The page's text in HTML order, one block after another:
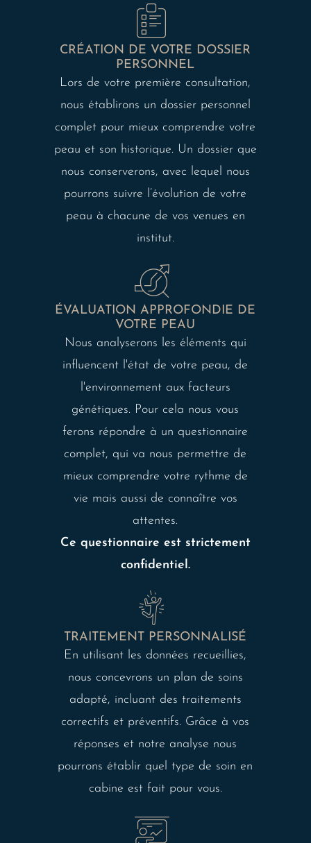
CRÉATION DE VOTRE DOSSIER
PERSONNEL
Lors de votre première consultation,
nous établirons un dossier personnel
complet pour mieux comprendre votre
peau et son historique. Un dossier que
nous conserverons, avec lequel nous
pourrons suivre l’évolution de votre
peau à chacune de vos venues en
institut.
ÉVALUATION APPROFONDIE DE
VOTRE PEAU
Nous analyserons les éléments qui
influencent l'état de votre peau, de
l'environnement aux facteurs
génétiques. Pour cela nous vous
ferons répondre à un questionnaire
complet, qui va nous permettre de
mieux comprendre votre rythme de
vie mais aussi de connaître vos
attentes.
Ce questionnaire est strictement
confidentiel.
TRAITEMENT PERSONNALISÉ
En utilisant les données recueillies,
nous concevrons un plan de soins
adapté, incluant des traitements
correctifs et préventifs. Grâce à vos
réponses et notre analyse nous
pourrons établir quel type de soin en
cabine est fait pour vous.